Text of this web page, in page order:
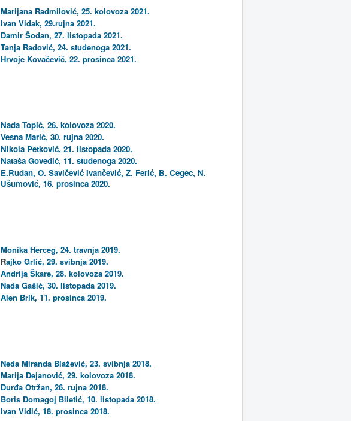
Marijana Radmilović, 25. kolovoza 2021.
Ivan Vidak, 29.rujna 2021.
Damir Šodan, 27. listopada 2021.
Tanja Radović, 24. studenoga 2021.
Hrvoje Kovačević, 22. prosinca 2021.
Nada Topić, 26. kolovoza 2020.
Vesna Marić, 30. rujna 2020.
Nikola Petković, 21. listopada 2020.
Nataša Govedić, 11. studenoga 2020.
E.Rudan, O. Savičević Ivančević, Z. Ferić, B. Čegec, N.
Ušumović, 16. prosinca 2020.
Monika Herceg, 24. travnja 2019.
Rajko Grlić, 29. svibnja 2019.
Andrija Škare, 28. kolovoza 2019.
Nada Gašić, 30. listopada 2019.
Alen Brlk, 11. prosinca 2019.
Neda Miranda Blažević, 23. svibnja 2018.
Marija Dejanović, 29. kolovoza 2018.
Đurđa Otržan, 26. rujna 2018.
Boris Domagoj Biletić, 10. listopada 2018.
Ivan Vidić, 18. prosinca 2018.